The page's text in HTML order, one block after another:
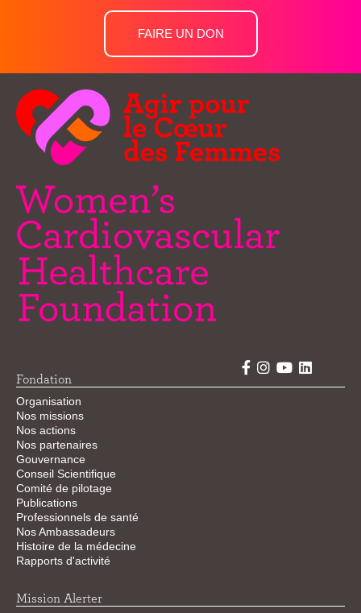
FAIRE UN DON
Fondation
Organisation
Nos missions
Nos actions
Nos partenaires
Gouvernance
Conseil Scientifique
Comité de pilotage
Publications
Professionnels de santé
Nos Ambassadeurs
Histoire de la médecine
Rapports d'activité
Mission Alerter